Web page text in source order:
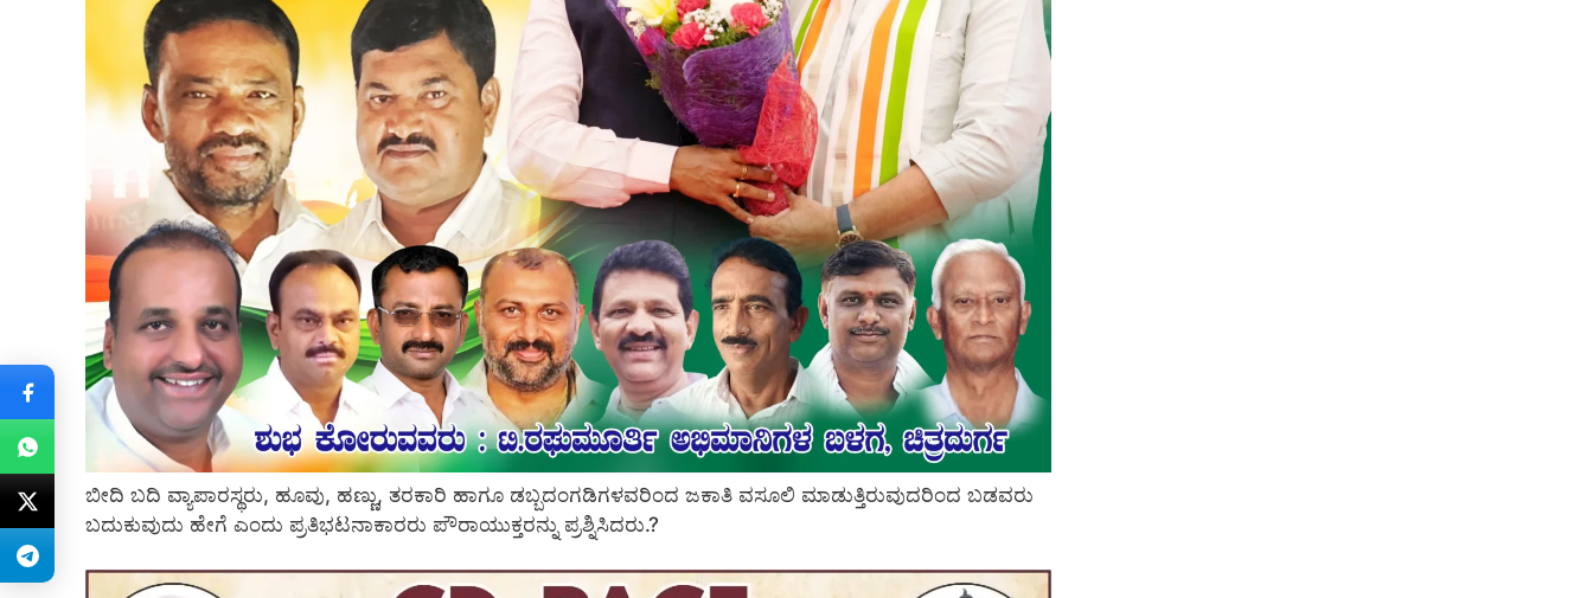
ಬೀದಿ ಬದಿ ವ್ಯಾಪಾರಸ್ಥರು, ಹೂವು, ಹಣ್ಣು, ತರಕಾರಿ ಹಾಗೂ ಡಬ್ಬದಂಗಡಿಗಳವರಿಂದ ಜಕಾತಿ ವಸೂಲಿ ಮಾಡುತ್ತಿರುವುದರಿಂದ ಬಡವರು
ಬದುಕುವುದು ಹೇಗೆ ಎಂದು ಪ್ರತಿಭಟನಾಕಾರರು ಪೌರಾಯುಕ್ತರನ್ನು ಪ್ರಶ್ನಿಸಿದರು.?